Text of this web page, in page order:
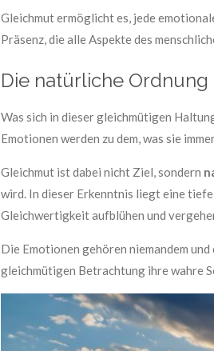
Gleichmut ermöglicht es, jede
Präsenz, die alle Aspekte des
Die natürliche Ordnung
Was sich in dieser gleichmütigen
Emotionen werden zu dem, was sie
Gleichmut ist dabei nicht Ziel, sondern
wird. In dieser Erkenntnis liegt eine
Gleichwertigkeit aufblühen und
Die Emotionen gehören niemandem
gleichmütigen Betrachtung ihre wahre